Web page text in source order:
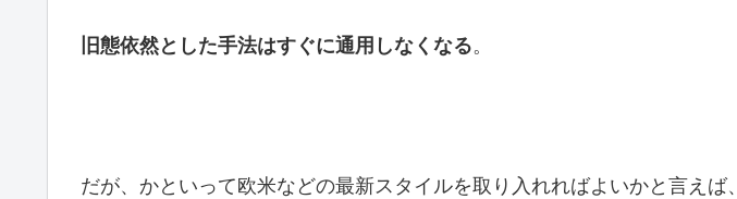
旧態依然とした手法はすぐに通用しなくなる。
だが、かといって欧米などの最新スタイルを取り入れればよいかと言えば、